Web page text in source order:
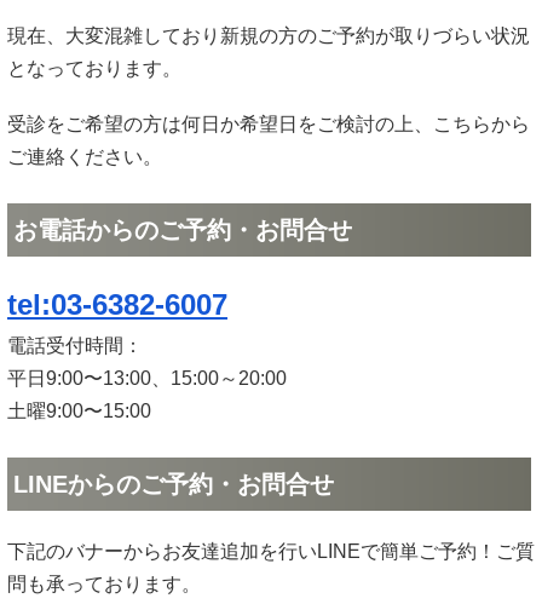
現在、大変混雑しており新規の方のご予約が取りづらい状況
となっております。
受診をご希望の方は何日か希望日をご検討の上、こちらから
ご連絡ください。
お電話からのご予約・お問合せ
tel:03-6382-6007
電話受付時間：
平日9:00〜13:00、15:00～20:00
土曜9:00〜15:00
LINEからのご予約・お問合せ
下記のバナーからお友達追加を行いLINEで簡単ご予約！ご質
問も承っております。